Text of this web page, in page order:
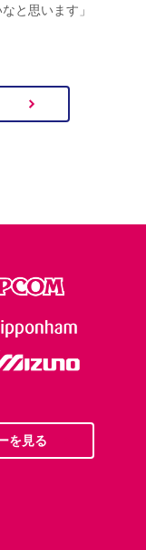
と思います」
を見る